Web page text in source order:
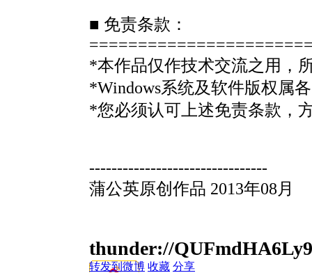
■ 免责条款：
*本作品仅作技术交流之用，
*Windows系统及软件版权属
*您必须认可上述免责条款，
--------------------------------
蒲公英原创作品 2013年08月
thunder://
转发到微博 收藏 分享